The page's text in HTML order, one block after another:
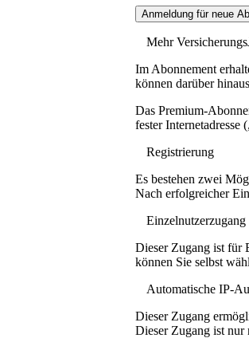
Mehr
Im Abonnement
können darüber
Das Premium-
fester
Registrierung
Es bestehen zwei
Nach erfolgreicher
Dieser Zugang ist für
können Sie selbst
Automatische IP-
Dieser Zugang
Dieser Zugang ist nur